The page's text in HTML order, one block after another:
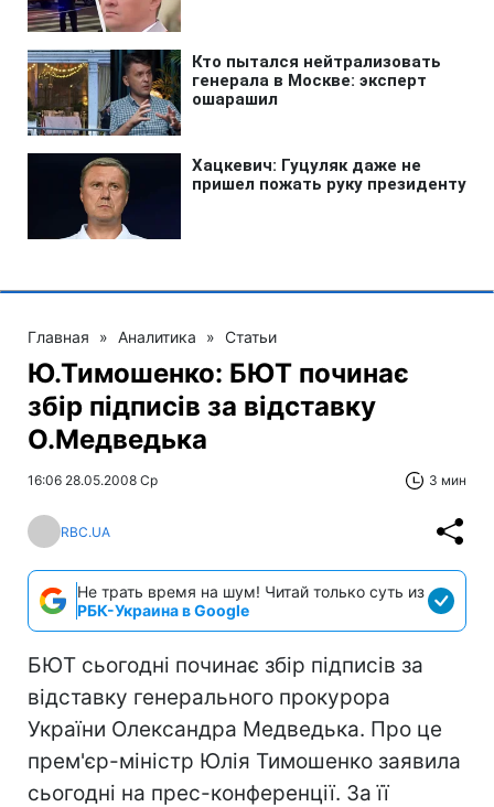
Главная » Аналитика » Статьи
Ю.Тимошенко: БЮТ починає
збір підписів за відставку
О.Медведька
16:06 28.05.2008 Ср 3 мин
RBC.UA
Не трать время на шум! Читай только суть из
РБК-Украина в Google
БЮТ сьогодні починає збір підписів за
відставку генерального прокурора
України Олександра Медведька. Про це
прем'єр-міністр Юлія Тимошенко заявила
сьогодні на прес-конференції. За її